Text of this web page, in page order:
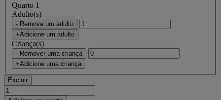
Quarto 1
Adulto(s)
- Remova um adulto
+Adicione um adulto
Criança(s)
- Remover uma criança
+Adicione uma criança
Excluir